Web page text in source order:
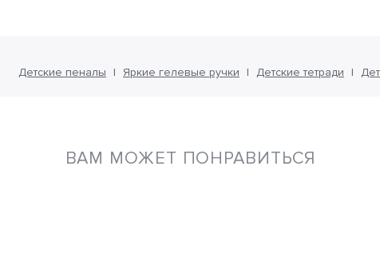
Детские пеналы Яркие гелевые ручки Детские тетради
ВАМ МОЖЕТ ПОНРАВИТЬСЯ